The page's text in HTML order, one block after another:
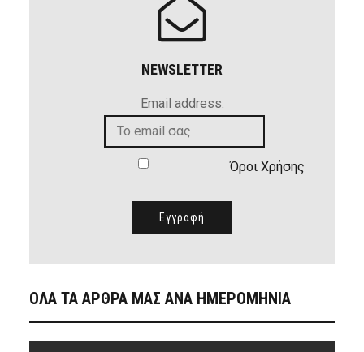
NEWSLETTER
Email address:
Όροι Χρήσης
ΟΛΑ ΤΑ ΑΡΘΡΑ ΜΑΣ ΑΝΑ ΗΜΕΡΟΜΗΝΙΑ